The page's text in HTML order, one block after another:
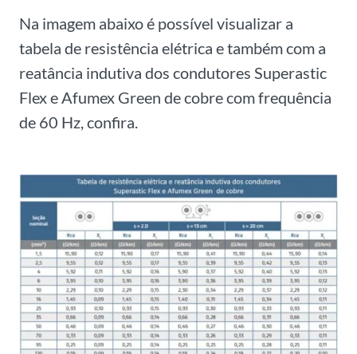
Na imagem abaixo é possível visualizar a
tabela de resistência elétrica e também com a
reatância indutiva dos condutores Superastic
Flex e Afumex Green de cobre com frequência
de 60 Hz, confira.